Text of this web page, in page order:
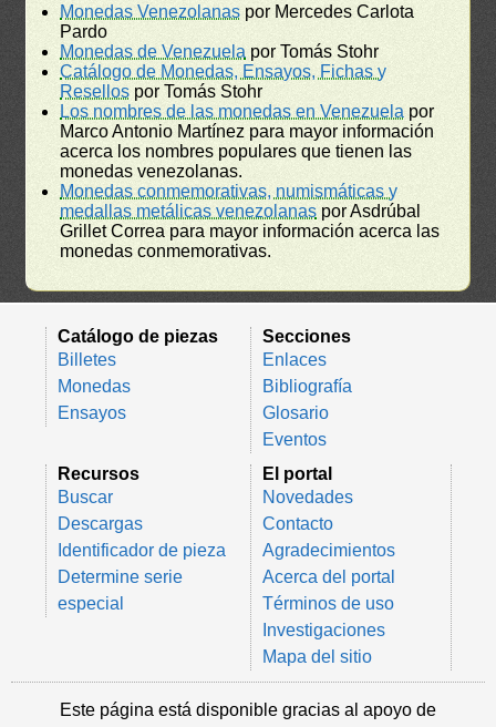
Monedas Venezolanas por Mercedes Carlota
Pardo
Monedas de Venezuela por Tomás Stohr
Catálogo de Monedas, Ensayos, Fichas y
Resellos por Tomás Stohr
Los nombres de las monedas en Venezuela por
Marco Antonio Martínez para mayor información
acerca los nombres populares que tienen las
monedas venezolanas.
Monedas conmemorativas, numismáticas y
medallas metálicas venezolanas por Asdrúbal
Grillet Correa para mayor información acerca las
monedas conmemorativas.
Catálogo de piezas
Billetes
Monedas
Ensayos
Secciones
Enlaces
Bibliografía
Glosario
Eventos
Recursos
Buscar
Descargas
Identificador de pieza
Determine serie
especial
El portal
Novedades
Contacto
Agradecimientos
Acerca del portal
Términos de uso
Investigaciones
Mapa del sitio
Este página está disponible gracias al apoyo de